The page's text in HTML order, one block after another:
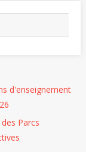
d'enseignement
Parcs